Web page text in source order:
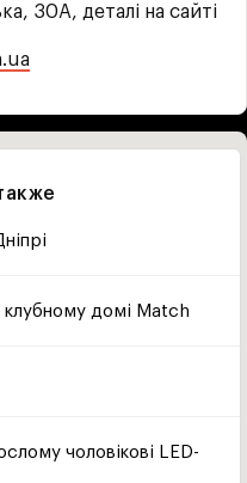
30A, деталі на сайті
клубному домі Match
чоловікові LED-